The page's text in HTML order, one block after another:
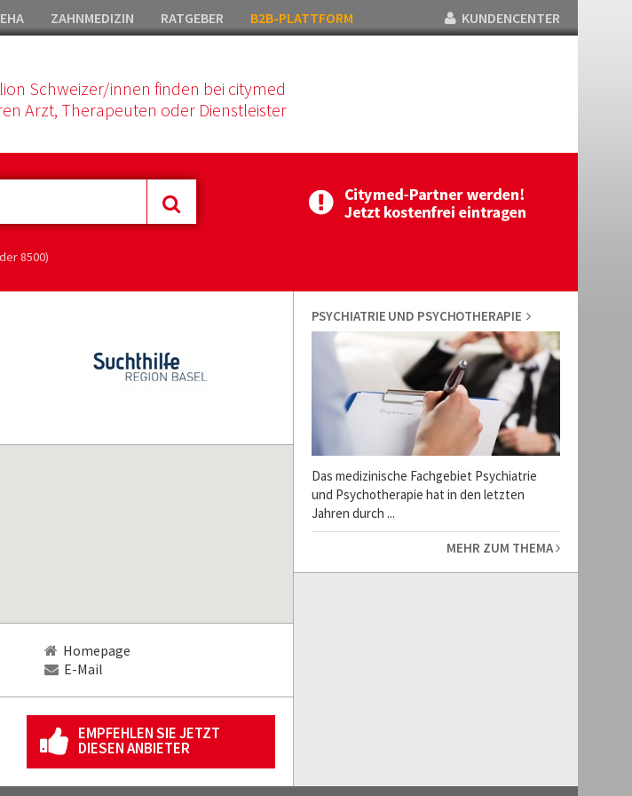
ZAHNMEDIZIN RATGEBER B2B-PLATTFORM KUNDENCENTER
Schweizer/innen finden bei citymed
Arzt, Therapeuten oder Dienstleister
8500)
Homepage
E-Mail
EMPFEHLEN SIE JETZT
DIESEN ANBIETER
PSYCHIATRIE UND PSYCHOTHERAPIE
Das medizinische Fachgebiet Psychiatrie
und Psychotherapie hat in den letzten
Jahren durch ...
MEHR ZUM THEMA